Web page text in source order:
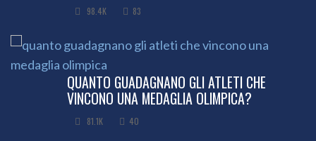
98.4K 83
QUANTO GUADAGNANO GLI ATLETI CHE
VINCONO UNA MEDAGLIA OLIMPICA?
81.1K 40